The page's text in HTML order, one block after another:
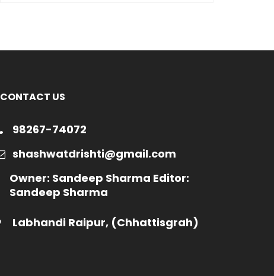
CONTACT US
98267-74072
shashwatdrishti@gmail.com
Owner: Sandeep Sharma Editor:
Sandeep Sharma
Labhandi Raipur, (Chhattisgrah)